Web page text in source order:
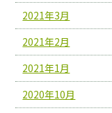
2021年3月
2021年2月
2021年1月
2020年10月